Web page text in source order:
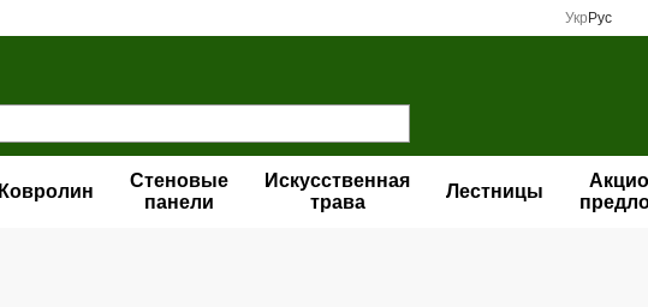
Укр Рус
Ковролин
Стеновые
панели
Искусственная
трава
Лестницы